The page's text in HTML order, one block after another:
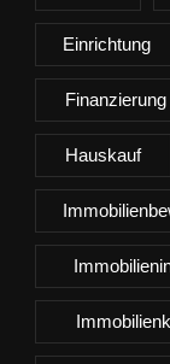
Einrichtung
Finanzierung
Hauskauf